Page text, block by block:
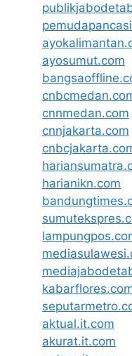
ayosumut.com
cnnmedan.com
cnnjakarta.com
harianikn.com
aktual.it.com
akurat.it.com